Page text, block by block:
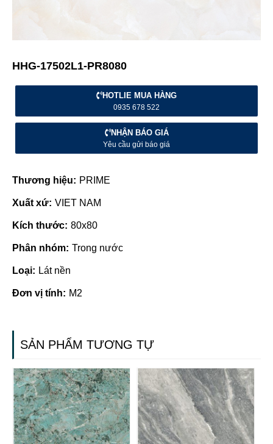
HHG-17502L1-PR8080
HOTLIE MUA HÀNG
0935 678 522
NHẬN BÁO GIÁ
Yêu cầu gửi báo giá
Thương hiệu: PRIME
Xuất xứ: VIET NAM
Kích thước: 80x80
Phân nhóm: Trong nước
Loại: Lát nền
Đơn vị tính: M2
SẢN PHẨM TƯƠNG TỰ